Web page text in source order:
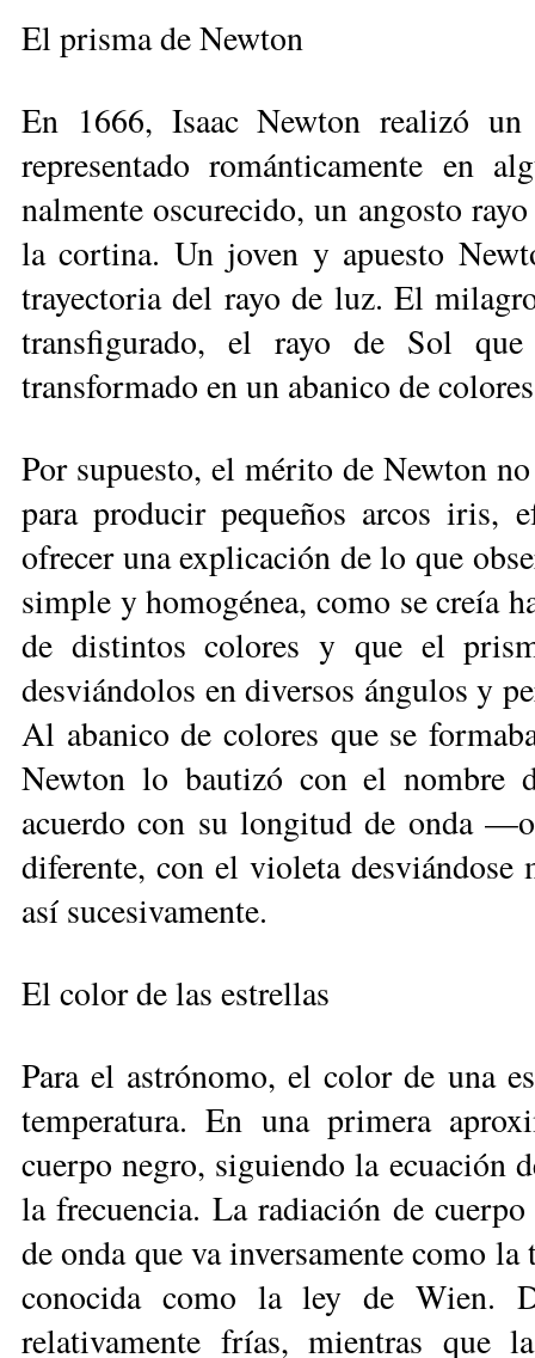
El prisma de Newton
En 1666, Isaac Newton realizó
representado románticamente en
nalmente oscurecido, un angosto
la cortina. Un joven y apuesto
trayectoria del rayo de luz. El
transfigurado, el rayo de Sol
transformado en un abanico de
Por supuesto, el mérito de New­ton
para producir pequeños ar­cos iris,
ofrecer una explicación de lo que
simple y homogénea, co­mo se creía
de distintos colores y que el
desviándolos en diversos án­­gu­los y
Al abanico de colores que se
Newton lo bautizó con el nombre
acuerdo con su longitud de onda
diferente, con el violeta desviándose
así sucesivamente.
El color de las estrellas
Para el astrónomo, el color de una
temperatura. En una primera
cuerpo negro, siguiendo la
la frecuencia. La radiación de
de onda que va inversamente como
conocida como la ley de Wien.
relativamente frías, mien­tras que